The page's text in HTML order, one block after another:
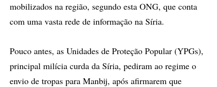
mobilizados na região, segundo esta ONG, que conta
com uma vasta rede de informação na Síria.
Pouco antes, as Unidades de Proteção Popular (YPGs),
principal milícia curda da Síria, pediram ao regime o
envio de tropas para Manbij, após afirmarem que